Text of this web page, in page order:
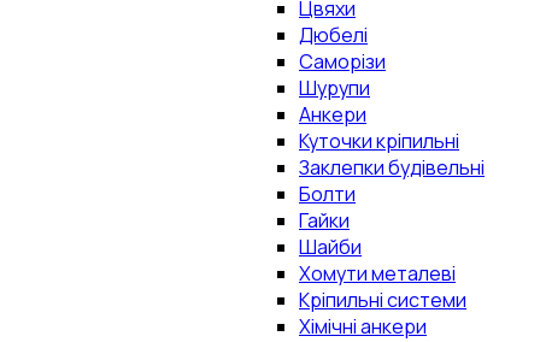
Цвяхи
Дюбелі
Саморізи
Шурупи
Анкери
Куточки кріпильні
Заклепки будівельні
Болти
Гайки
Шайби
Хомути металеві
Кріпильні системи
Хімічні анкери